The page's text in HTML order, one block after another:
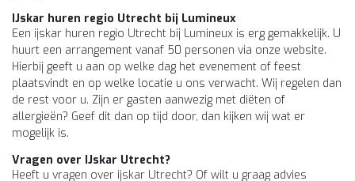
IJskar huren regio Utrecht bij Lumineux
Een ijskar huren regio Utrecht bij Lumineux is erg gemakkelijk. U
huurt een arrangement vanaf 50 personen via onze website.
Hierbij geeft u aan op welke dag het evenement of feest
plaatsvindt en op welke locatie u ons verwacht. Wij regelen dan
de rest voor u. Zijn er gasten aanwezig met diëten of
allergieën? Geef dit dan op tijd door, dan kijken wij wat er
mogelijk is.
Vragen over IJskar Utrecht?
Heeft u vragen over ijskar Utrecht? Of wilt u graag advies